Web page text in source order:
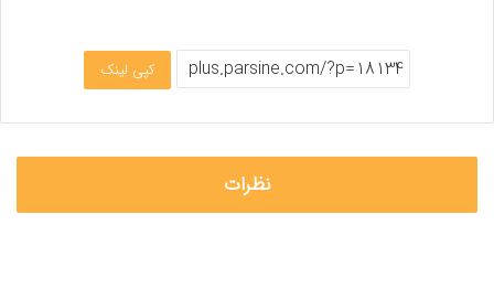
کپی لینک
نظرات